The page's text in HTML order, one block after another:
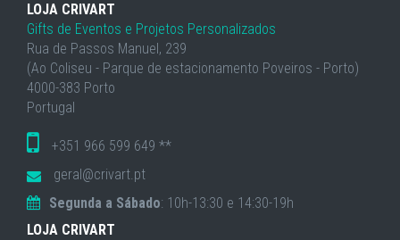
LOJA CRIVART
Gifts de Eventos e Projetos Personalizados
Rua de Passos Manuel, 239
(Ao Coliseu - Parque de estacionamento Poveiros - Porto)
4000-383 Porto
Portugal
+351 966 599 649 **
geral@crivart.pt
Segunda a Sábado: 10h-13:30 e 14:30-19h
LOJA CRIVART